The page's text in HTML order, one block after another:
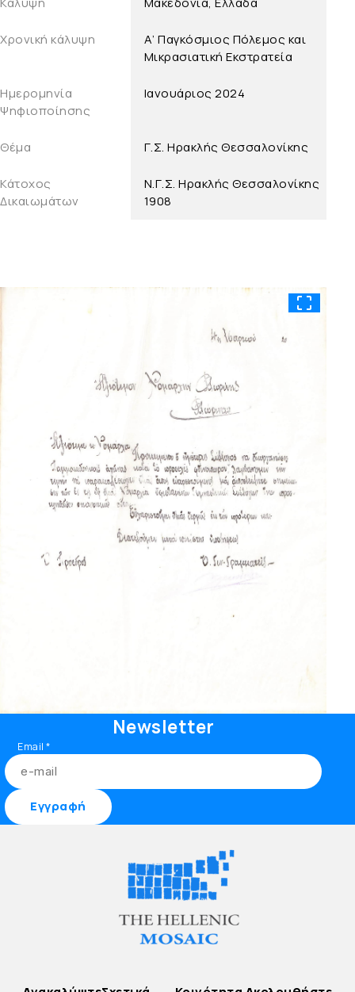
Χρονική κάλυψη
Α’ Παγκόσμιος Πόλεμος και
Μικρασιατική Εκστρατεία
Ημερομηνία
Ψηφιοποίησης
Ιανουάριος 2024
Θέμα Γ.Σ. Ηρακλής Θεσσαλονίκης
Κάτοχος
Δικαιωμάτων
Ν.Γ.Σ. Ηρακλής Θεσσαλονίκης
1908
Newsletter
Email*